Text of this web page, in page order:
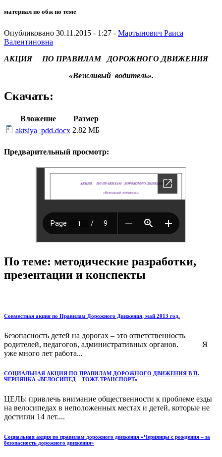
материал по обж по теме
Опубликовано 30.11.2015 - 1:27 - Мартынович Раиса
Валентиновна
АКЦИЯ ПО ПРАВИЛАМ ДОРОЖНОГО ДВИЖЕНИЯ
«Вежливый водитель».
Скачать:
Вложение
Размер
aktsiya_pdd.docx 2.82 МБ
Предварительный просмотр:
По теме: методические разработки,
презентации и конспекты
Совместная акция по Правилам Дорожного Движения, май 2013 год.
Безопасность детей на дорогах – это ответственность
родителей, педагогов, административных органов. Я
уже много лет работа...
СОЦИАЛЬНАЯ АКЦИЯ ПО ПРАВИЛАМ ДОРОЖНОГО ДВИЖЕНИЯ В П.
ЧЕРНЯНКА «ВЕЛОСИПЕД – ТОЖЕ ТРАНСПОРТ»
ЦЕЛЬ: привлечь внимание общественности к проблеме езды
на велосипедах в неположенных местах и детей, которые не
достигли 14 лет....
Социальная акция по правилам дорожного движения «Чернянцы с рождения – за
безопасность дорожного движения»